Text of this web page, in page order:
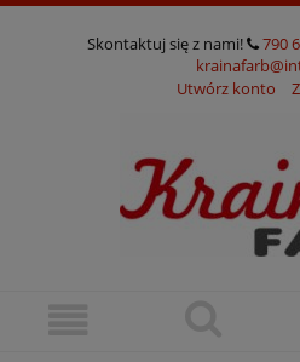
Skontaktuj się z nami! 790
Utwórz konto